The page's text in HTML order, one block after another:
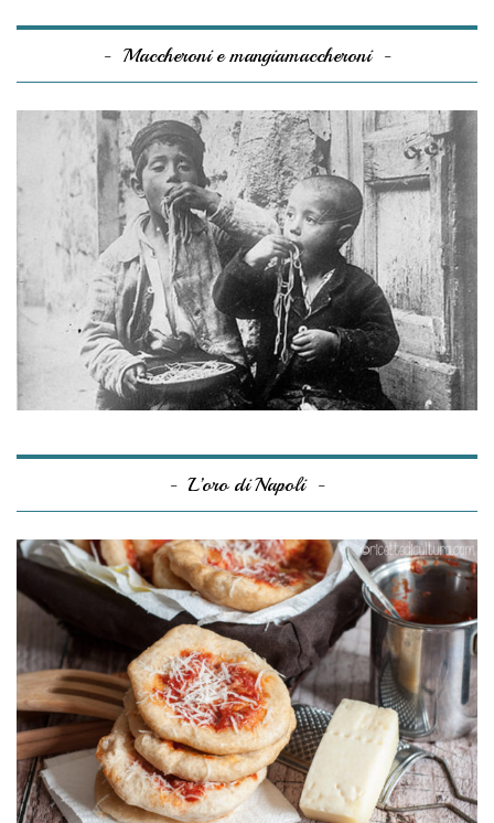
Maccheroni e mangiamaccheroni
L’oro di Napoli